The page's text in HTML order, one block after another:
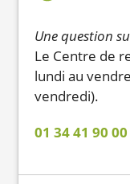
Une question
Le Centre de
lundi au
vendredi).
01 34 41 90 00